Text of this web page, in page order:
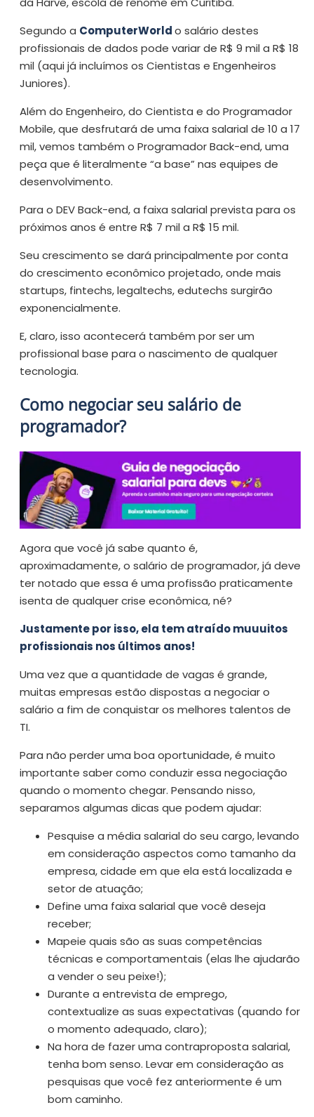
Segundo a ComputerWorldo salário destes
profissionais de dados pode variar de R$ 9 mil a R$ 18
mil (aqui já incluímos os Cientistas e Engenheiros
Juniores).
Além do Engenheiro, do Cientista e do Programador
Mobile, que desfrutará de uma faixa salarial de 10 a 17
mil, vemos também o Programador Back-end, uma
peça que é literalmente “a base” nas equipes de
desenvolvimento.
Para o DEV Back-end, a faixa salarial prevista para os
próximos anos é entre R$ 7 mil a R$ 15 mil.
Seu crescimento se dará principalmente por conta
do crescimento econômico projetado, onde mais
startups, fintechs, legaltechs, edutechs surgirão
exponencialmente.
E, claro, isso acontecerá também por ser um
profissional base para o nascimento de qualquer
tecnologia.
Como negociar seu salário de
programador?
Agora que você já sabe quanto é,
aproximadamente, o salário de programador, já deve
ter notado que essa é uma profissão praticamente
isenta de qualquer crise econômica, né?
Justamente por isso, ela tem atraído muuuitos
profissionais nos últimos anos!
Uma vez que a quantidade de vagas é grande,
muitas empresas estão dispostas a negociar o
salário a fim de conquistar os melhores talentos de
TI.
Para não perder uma boa oportunidade, é muito
importante saber como conduzir essa negociação
quando o momento chegar. Pensando nisso,
separamos algumas dicas que podem ajudar:
Pesquise a média salarial do seu cargo, levando
em consideração aspectos como tamanho da
empresa, cidade em que ela está localizada e
setor de atuação;
Define uma faixa salarial que você deseja
receber;
Mapeie quais são as suas competências
técnicas e comportamentais (elas lhe ajudarão
a vender o seu peixe!);
Durante a entrevista de emprego,
contextualize as suas expectativas (quando for
o momento adequado, claro);
Na hora de fazer uma contraproposta salarial,
tenha bom senso. Levar em consideração as
pesquisas que você fez anteriormente é um
bom caminho.